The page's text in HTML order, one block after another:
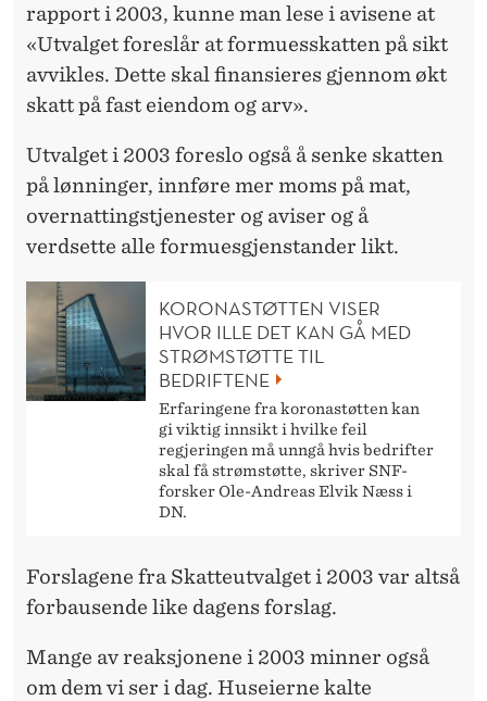
rapport i 2003, kunne man lese i avisene at
«Utvalget foreslår at formuesskatten på sikt
avvikles. Dette skal finansieres gjennom økt
skatt på fast eiendom og arv».
Utvalget i 2003 foreslo også å senke skatten
på lønninger, innføre mer moms på mat,
overnattingstjenester og aviser og å
verdsette alle formuesgjenstander likt.
KORONASTØTTEN VISER
HVOR ILLE DET KAN GÅ MED
STRØMSTØTTE TIL
BEDRIFTENE
Erfaringene fra koronastøtten kan
gi viktig innsikt i hvilke feil
regjeringen må unngå hvis bedrifter
skal få strømstøtte, skriver SNF-
forsker Ole-Andreas Elvik Næss i
DN.
Forslagene fra Skatteutvalget i 2003 var altså
forbausende like dagens forslag.
Mange av reaksjonene i 2003 minner også
om dem vi ser i dag. Huseierne kalte